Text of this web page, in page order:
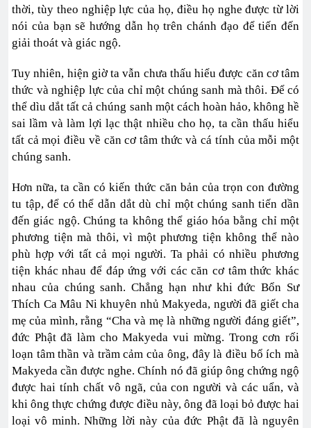
thời, tùy theo nghiệp lực của họ, điều họ nghe được từ lời
nói của bạn sẽ hướng dẫn họ trên chánh đạo để tiến đến
giải thoát và giác ngộ.
Tuy nhiên, hiện giờ ta vẫn chưa thấu hiểu được căn cơ tâm
thức và nghiệp lực của chỉ một chúng sanh mà thôi. Để có
thể dìu dắt tất cả chúng sanh một cách hoàn hảo, không hề
sai lầm và làm lợi lạc thật nhiều cho họ, ta cần thấu hiểu
tất cả mọi điều về căn cơ tâm thức và cá tính của mỗi một
chúng sanh.
Hơn nữa, ta cần có kiến thức căn bản của trọn con đường
tu tập, để có thể dẫn dắt dù chỉ một chúng sanh tiến dần
đến giác ngộ. Chúng ta không thể giáo hóa bằng chỉ một
phương tiện mà thôi, vì một phương tiện không thể nào
phù hợp với tất cả mọi người. Ta phải có nhiều phương
tiện khác nhau để đáp ứng với các căn cơ tâm thức khác
nhau của chúng sanh. Chẳng hạn như khi đức Bổn Sư
Thích Ca Mâu Ni khuyên nhủ Makyeda, người đã giết cha
mẹ của mình, rằng “Cha và mẹ là những người đáng giết”,
đức Phật đã làm cho Makyeda vui mừng. Trong cơn rối
loạn tâm thần và trầm cảm của ông, đây là điều bổ ích mà
Makyeda cần được nghe. Chính nó đã giúp ông chứng ngộ
được hai tính chất vô ngã, của con người và các uẩn, và
khi ông thực chứng được điều này, ông đã loại bỏ được hai
loại vô minh. Những lời này của đức Phật đã là nguyên